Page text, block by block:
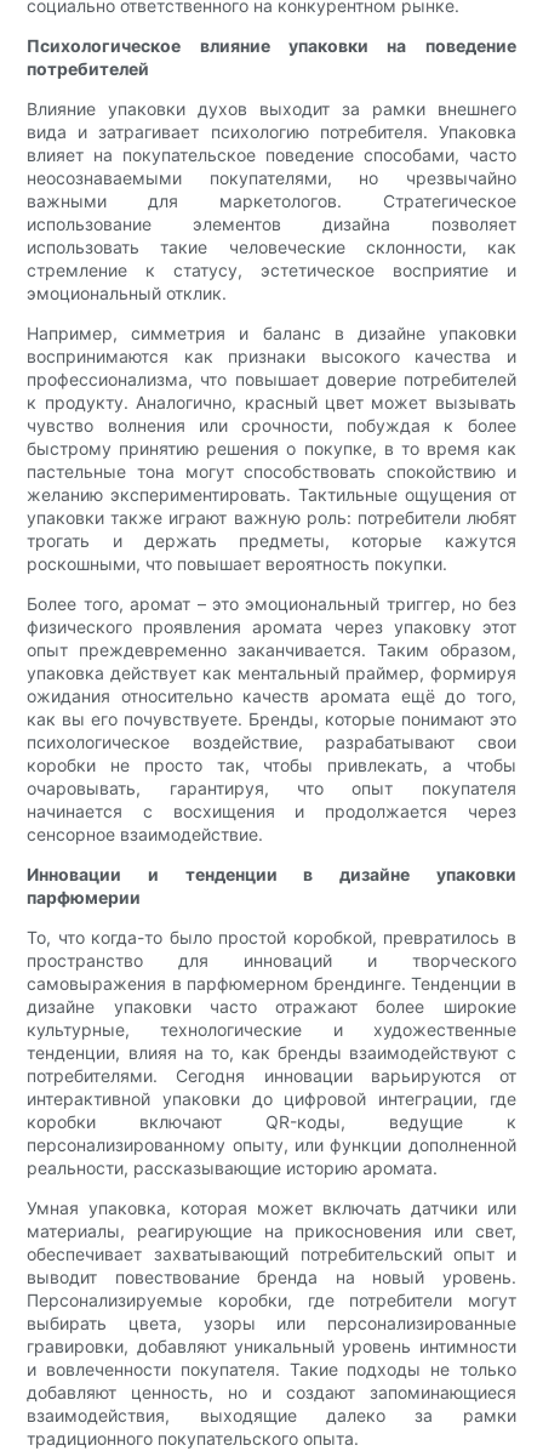
социально ответственного на конкурентном рынке.
Психологическое влияние упаковки на поведение
потребителей
Влияние упаковки духов выходит за рамки внешнего
вида и затрагивает психологию потребителя. Упаковка
влияет на покупательское поведение способами, часто
неосознаваемыми покупателями, но чрезвычайно
важными для маркетологов. Стратегическое
использование элементов дизайна позволяет
использовать такие человеческие склонности, как
стремление к статусу, эстетическое восприятие и
эмоциональный отклик.
Например, симметрия и баланс в дизайне упаковки
воспринимаются как признаки высокого качества и
профессионализма, что повышает доверие потребителей
к продукту. Аналогично, красный цвет может вызывать
чувство волнения или срочности, побуждая к более
быстрому принятию решения о покупке, в то время как
пастельные тона могут способствовать спокойствию и
желанию экспериментировать. Тактильные ощущения от
упаковки также играют важную роль: потребители любят
трогать и держать предметы, которые кажутся
роскошными, что повышает вероятность покупки.
Более того, аромат – это эмоциональный триггер, но без
физического проявления аромата через упаковку этот
опыт преждевременно заканчивается. Таким образом,
упаковка действует как ментальный праймер, формируя
ожидания относительно качеств аромата ещё до того,
как вы его почувствуете. Бренды, которые понимают это
психологическое воздействие, разрабатывают свои
коробки не просто так, чтобы привлекать, а чтобы
очаровывать, гарантируя, что опыт покупателя
начинается с восхищения и продолжается через
сенсорное взаимодействие.
Инновации и тенденции в дизайне упаковки
парфюмерии
То, что когда-то было простой коробкой, превратилось в
пространство для инноваций и творческого
самовыражения в парфюмерном брендинге. Тенденции в
дизайне упаковки часто отражают более широкие
культурные, технологические и художественные
тенденции, влияя на то, как бренды взаимодействуют с
потребителями. Сегодня инновации варьируются от
интерактивной упаковки до цифровой интеграции, где
коробки включают QR-коды, ведущие к
персонализированному опыту, или функции дополненной
реальности, рассказывающие историю аромата.
Умная упаковка, которая может включать датчики или
материалы, реагирующие на прикосновения или свет,
обеспечивает захватывающий потребительский опыт и
выводит повествование бренда на новый уровень.
Персонализируемые коробки, где потребители могут
выбирать цвета, узоры или персонализированные
гравировки, добавляют уникальный уровень интимности
и вовлеченности покупателя. Такие подходы не только
добавляют ценность, но и создают запоминающиеся
взаимодействия, выходящие далеко за рамки
традиционного покупательского опыта.